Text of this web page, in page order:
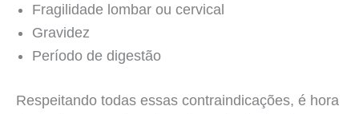
Fragilidade lombar ou cervical
Gravidez
Período de digestão
Respeitando todas essas contraindicações, é hora